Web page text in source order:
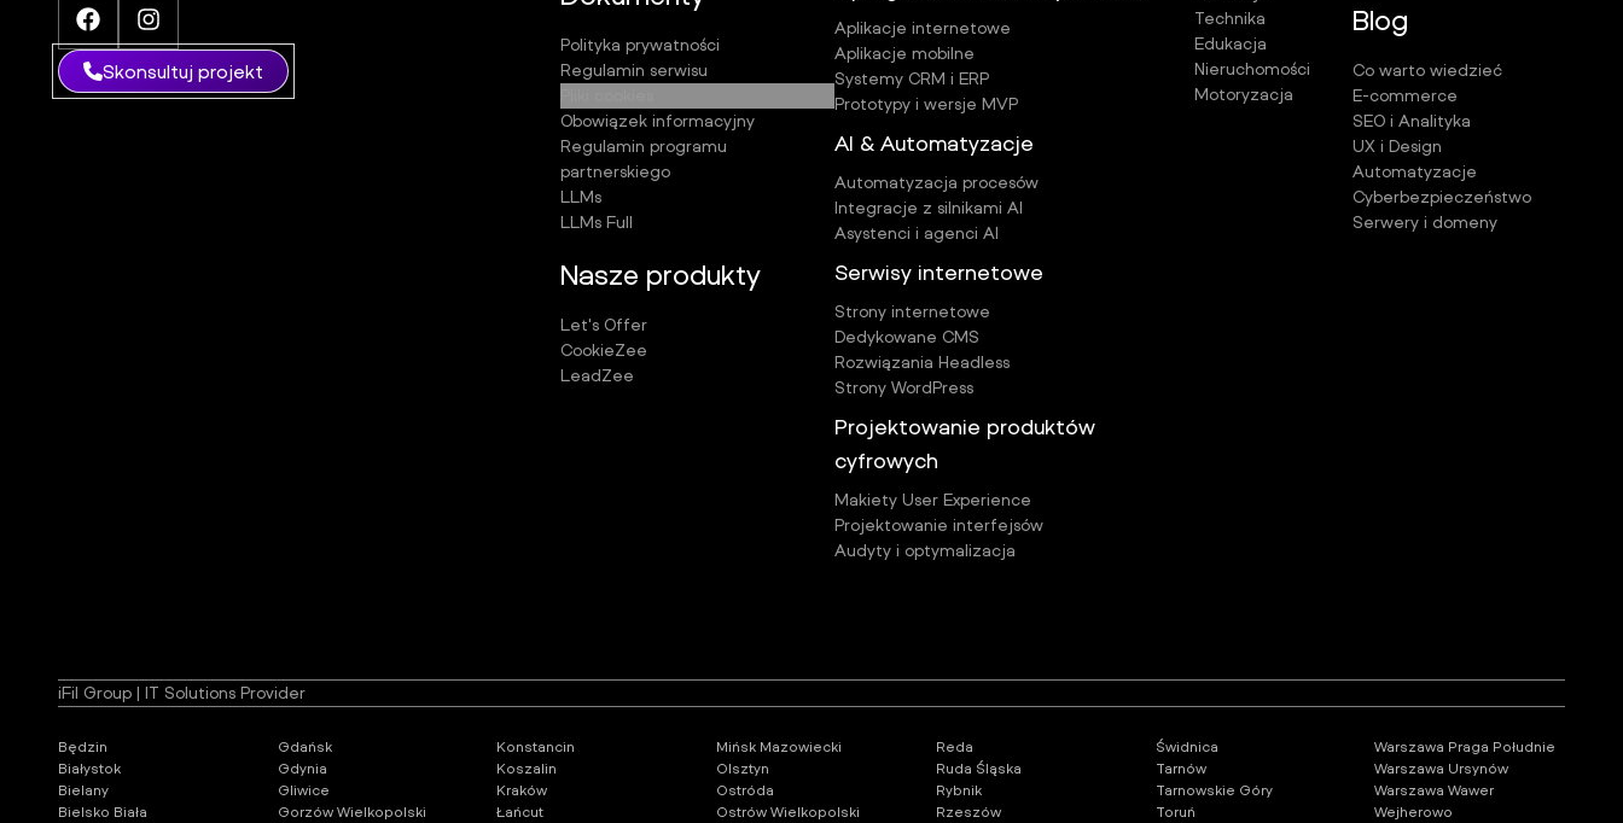
Skonsultuj projekt
Polityka prywatności
Regulamin serwisu
Obowiązek informacyjny
Regulamin programu
partnerskiego
LLMs
LLMs Full
Nasze produkty
Let's Offer
CookieZee
LeadZee
Aplikacje internetowe
Aplikacje mobilne
Systemy CRM i ERP
Prototypy i wersje MVP
AI & Automatyzacje
Automatyzacja procesów
Integracje z silnikami AI
Asystenci i agenci AI
Serwisy internetowe
Strony internetowe
Dedykowane CMS
Rozwiązania Headless
Strony WordPress
Projektowanie produktów
cyfrowych
Makiety User Experience
Projektowanie interfejsów
Audyty i optymalizacja
Technika
Edukacja
Nieruchomości
Motoryzacja
Blog
Co warto wiedzieć
E-commerce
SEO i Analityka
UX i Design
Automatyzacje
Cyberbezpieczeństwo
Serwery i domeny
iFil Group | IT Solutions Provider
Będzin
Białystok
Bielany
Bielsko Biała
Gdańsk
Gdynia
Gliwice
Gorzów Wielkopolski
Konstancin
Koszalin
Kraków
Łańcut
Mińsk Mazowiecki
Olsztyn
Ostróda
Ostrów Wielkopolski
Reda
Ruda Śląska
Rybnik
Rzeszów
Świdnica
Tarnów
Tarnowskie Góry
Toruń
Warszawa Praga Południe
Warszawa Ursynów
Warszawa Wawer
Wejherowo